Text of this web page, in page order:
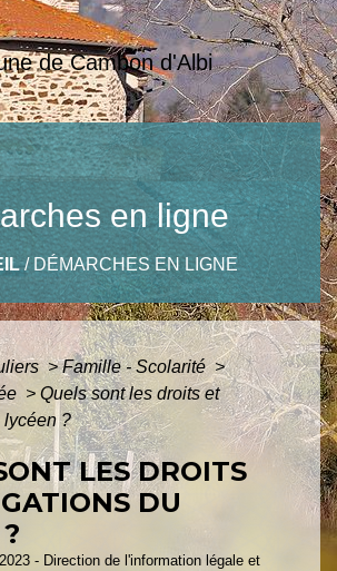
en ligne
/ DÉMARCHES EN LIGNE
> Famille - Scolarité>
> Quels sont les droits et
lycéen ?
LES DROITS
DU
- Direction de l'information légale et